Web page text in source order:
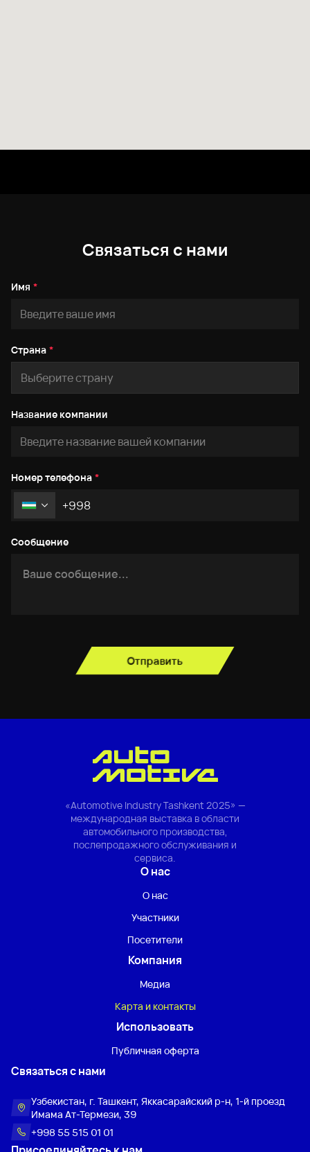
Связаться с нами
Имя *
Страна *
Название компании
Номер телефона *
Сообщение
Отправить
«Automotive Industry Tashkent 2025» —
международная выставка в области
автомобильного производства,
послепродажного обслуживания и
сервиса.
О нас
О нас
Участники
Посетители
Компания
Медиа
Карта и контакты
Использовать
Публичная оферта
Связаться с нами
Узбекистан, г. Ташкент, Яккасарайский р-н, 1-й проезд
Имама Ат-Термези, 39
+998 55 515 01 01